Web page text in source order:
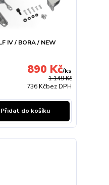
IV / BORA / NEW
1 149 Kč
890 Kč/ks
736 Kčbez DPH
Přidat do košíku